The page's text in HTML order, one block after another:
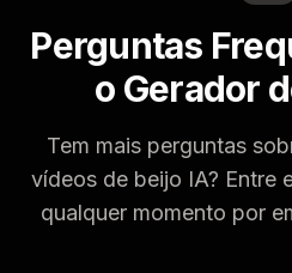
Perguntas
o Gerador
Tem mais perguntas
vídeos de beijo IA? Entre
qualquer momento por